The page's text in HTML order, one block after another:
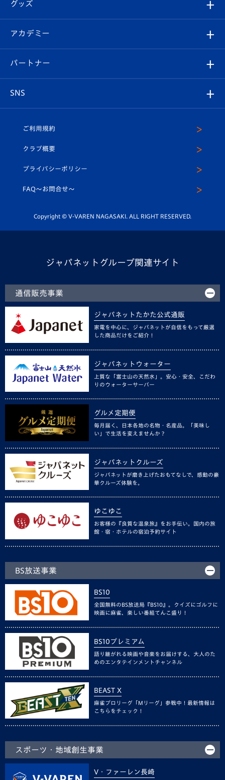
チケット
イベント
メディア
ホームタウン
スタッフプロフィール
マスコット紹介
平和祈念活動
ホームタウン活動
Revive Team
ヴィヴィくんの長崎おもてなしガイド
フォトギャラリー
スタジアムグルメ
V-LOVERS（ファンクラブ）
プレイヤーズスイート
グッズ
オンラインショップ
店舗情報
アカデミー
育成からのお知らせ
U-18
スクール
パートナー
SNS
ヴィヴィくんインスタグラム
公式LINE＠
ご利用規約
クラブ概要
プライバシーポリシー
FAQ〜お問合せ〜
Copyright © V-VAREN NAGASAKI. ALL RIGHT RESERVED.
ジャパネットグループ関連サイト
通信販売事業
ジャパネットたかた公式通販
家電を中心に、ジャパネットが自信をもって厳選
した商品だけをご紹介！
ジャパネットウォーター
上質な「富士山の天然水」。安心・安全、こだわ
りのウォーターサーバー
グルメ定期便
毎月届く、日本各地の名物・名産品。「美味し
い」で生活を変えませんか？
ジャパネットクルーズ
ジャパネットが磨き上げたおもてなしで、感動の豪
華クルーズ体験を。
ゆこゆこ
お客様の『良質な温泉旅』をお手伝い。国内の旅
館・宿・ホテルの宿泊予約サイト
BS放送事業
BS10
全国無料のBS放送局『BS10』。クイズにゴルフに
映画に麻雀、楽しい番組てんこ盛り！
BS10プレミアム
語り継がれる映画や音楽をお届けする、大人のた
めのエンタテインメントチャンネル
BEAST X
麻雀プロリーグ「Mリーグ」参戦中！最新情報は
こちらをチェック！
スポーツ・地域創生事業
V・ファーレン長崎